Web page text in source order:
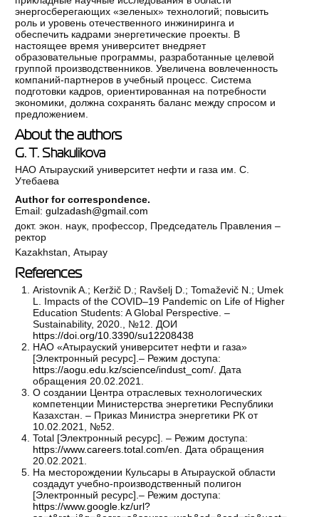
энергосберегающих «зеленых» технологий; повысить
роль и уровень отечественного инжиниринга и
обеспечить кадрами энергетические проекты. В
настоящее время университет внедряет
образовательные программы, разработанные целевой
группой производственников. Увеличена вовлеченность
компаний-партнеров в учебный процесс. Система
подготовки кадров, ориентированная на потребности
экономики, должна сохранять баланс между спросом и
предложением.
About the authors
G. T. Shakulikova
НАО Атырауский университет нефти и газа им. С.
Утебаева
Author for correspondence.
Email:gulzadash@gmail.com
докт. экон. наук, профессор, Председатель Правления –
ректор
Kazakhstan, Атырау
References
Aristovnik A.; Keržič D.; Ravšelj D.; Tomaževič N.; Umek
L. Impacts of the COVID–19 Pandemic on Life of Higher
Education Students: A Global Perspective. –
Sustainability, 2020., №12. ДОИ
https://doi.org/10.3390/su12208438
НАО «Атырауский университет нефти и газа»
[Электронный ресурс].– Режим доступа:
https://aogu.edu.kz/science/indust_com/ . Дата
обращения 20.02.2021.
О создании Центра отраслевых технологических
компетенции Министерства энергетики Республики
Казахстан. – Приказ Министра энергетики РК от
10.02.2021, №52.
Total [Электронный ресурс]. – Режим доступа:
https://www.careers.total.com/en . Дата обращения
20.02.2021.
На месторождении Кульсары в Атырауской области
создадут учебно-производственный полигон
[Электронный ресурс].– Режим доступа:
https://www.google.kz/url?